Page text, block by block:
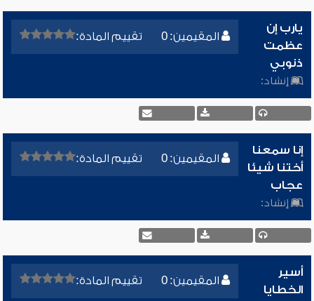
المقيمين: 0 تقييم المادة:
يارب إن
عظمت
ذنوبي
إنشاد:
المقيمين: 0 تقييم المادة:
إنا سمعنا
أختنا شيئا
عجاب
إنشاد:
المقيمين: 0 تقييم المادة:
أسير
الخطايا